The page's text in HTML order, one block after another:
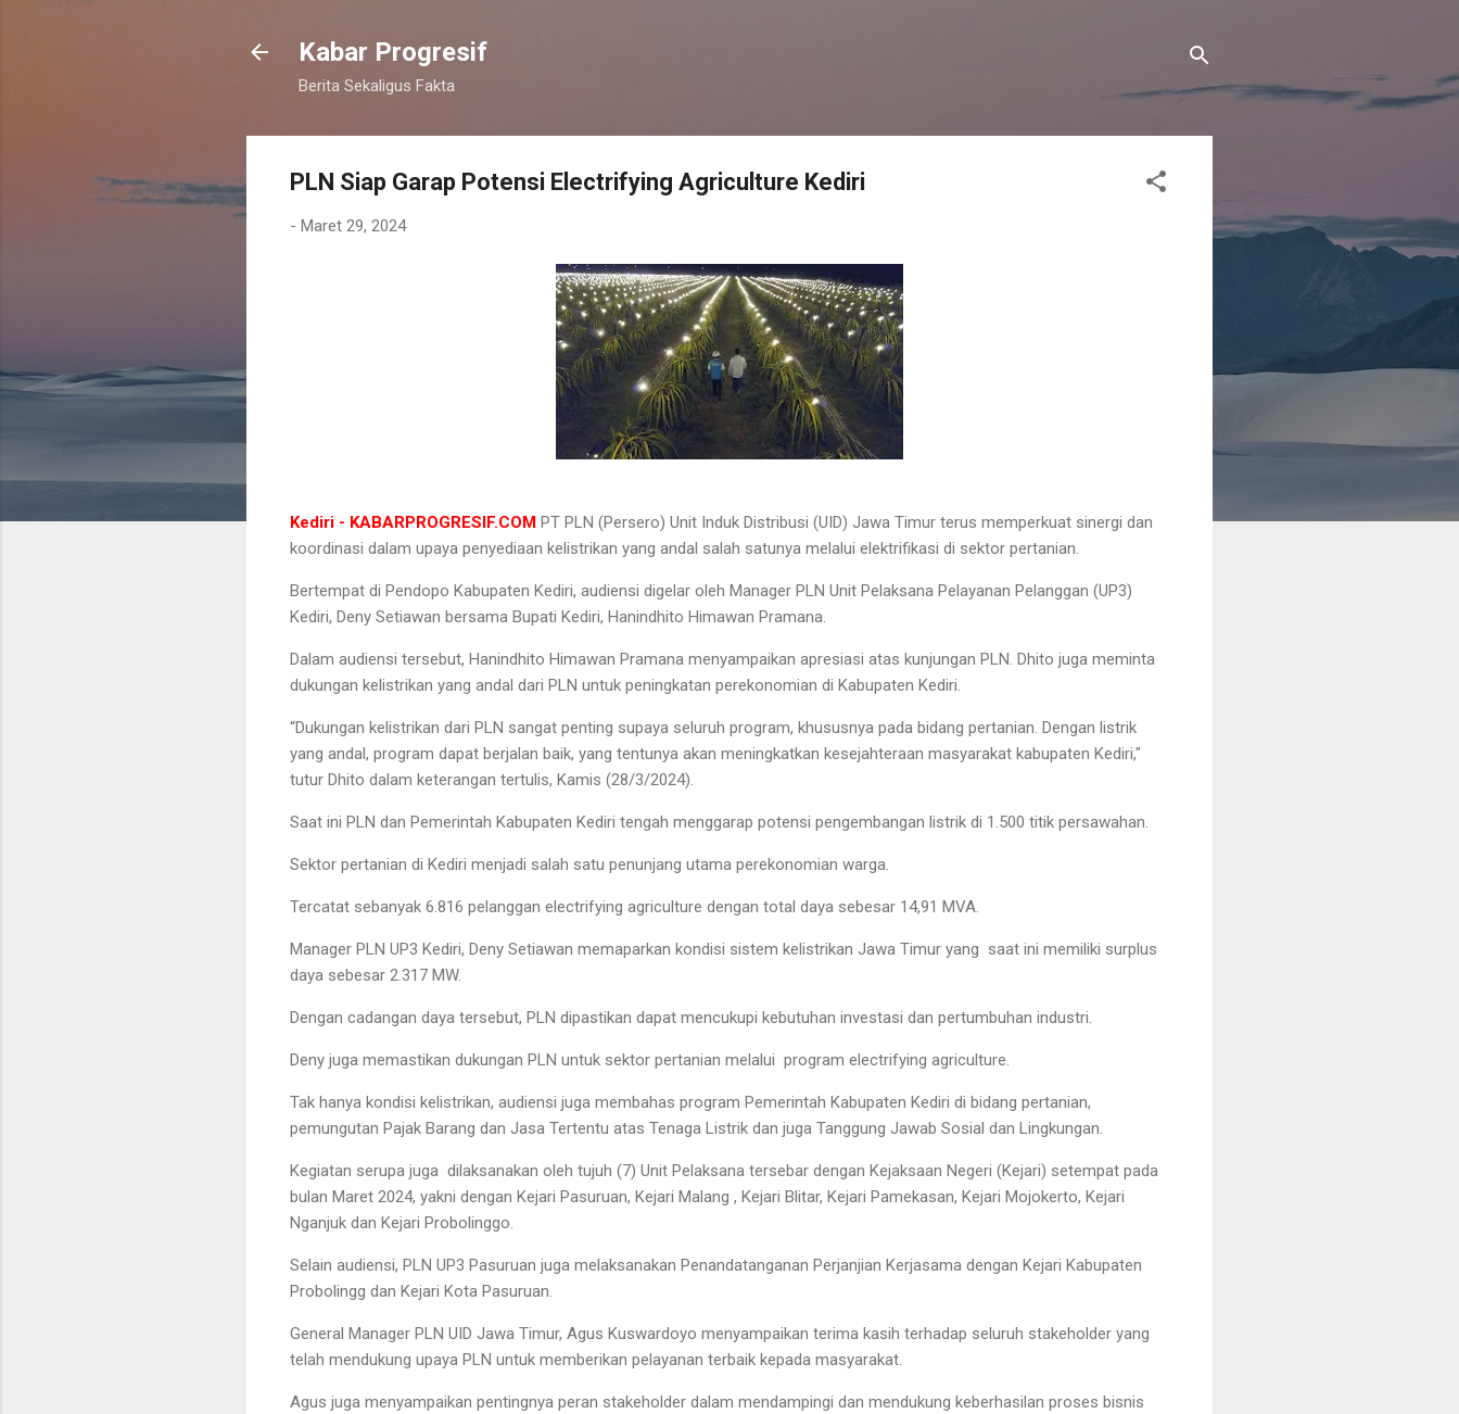
Kabar Progresif
Berita Sekaligus Fakta
PLN Siap Garap Potensi Electrifying Agriculture Kediri
- Maret 29, 2024
Kediri - KABARPROGRESIF.COM PT PLN (Persero) Unit Induk Distribusi (UID) Jawa Timur terus memperkuat sinergi dan
koordinasi dalam upaya penyediaan kelistrikan yang andal salah satunya melalui elektrifikasi di sektor pertanian.
Bertempat di Pendopo Kabupaten Kediri, audiensi digelar oleh Manager PLN Unit Pelaksana Pelayanan Pelanggan (UP3)
Kediri, Deny Setiawan bersama Bupati Kediri, Hanindhito Himawan Pramana.
Dalam audiensi tersebut, Hanindhito Himawan Pramana menyampaikan apresiasi atas kunjungan PLN. Dhito juga meminta
dukungan kelistrikan yang andal dari PLN untuk peningkatan perekonomian di Kabupaten Kediri.
“Dukungan kelistrikan dari PLN sangat penting supaya seluruh program, khususnya pada bidang pertanian. Dengan listrik
yang andal, program dapat berjalan baik, yang tentunya akan meningkatkan kesejahteraan masyarakat kabupaten Kediri,"
tutur Dhito dalam keterangan tertulis, Kamis (28/3/2024).
Saat ini PLN dan Pemerintah Kabupaten Kediri tengah menggarap potensi pengembangan listrik di 1.500 titik persawahan.
Sektor pertanian di Kediri menjadi salah satu penunjang utama perekonomian warga.
Tercatat sebanyak 6.816 pelanggan electrifying agriculture dengan total daya sebesar 14,91 MVA.
Manager PLN UP3 Kediri, Deny Setiawan memaparkan kondisi sistem kelistrikan Jawa Timur yang saat ini memiliki surplus
daya sebesar 2.317 MW.
Dengan cadangan daya tersebut, PLN dipastikan dapat mencukupi kebutuhan investasi dan pertumbuhan industri.
Deny juga memastikan dukungan PLN untuk sektor pertanian melalui program electrifying agriculture.
Tak hanya kondisi kelistrikan, audiensi juga membahas program Pemerintah Kabupaten Kediri di bidang pertanian,
pemungutan Pajak Barang dan Jasa Tertentu atas Tenaga Listrik dan juga Tanggung Jawab Sosial dan Lingkungan.
Kegiatan serupa juga dilaksanakan oleh tujuh (7) Unit Pelaksana tersebar dengan Kejaksaan Negeri (Kejari) setempat pada
bulan Maret 2024, yakni dengan Kejari Pasuruan, Kejari Malang , Kejari Blitar, Kejari Pamekasan, Kejari Mojokerto, Kejari
Nganjuk dan Kejari Probolinggo.
Selain audiensi, PLN UP3 Pasuruan juga melaksanakan Penandatanganan Perjanjian Kerjasama dengan Kejari Kabupaten
Probolingg dan Kejari Kota Pasuruan.
General Manager PLN UID Jawa Timur, Agus Kuswardoyo menyampaikan terima kasih terhadap seluruh stakeholder yang
telah mendukung upaya PLN untuk memberikan pelayanan terbaik kepada masyarakat.
Agus juga menyampaikan pentingnya peran stakeholder dalam mendampingi dan mendukung keberhasilan proses bisnis